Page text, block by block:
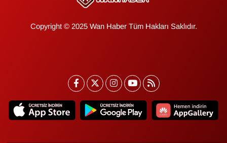
Copyright © 2025 Wan Haber Tüm Hakları Saklıdır.